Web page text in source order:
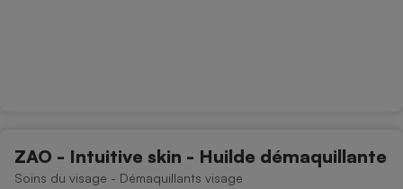
ZAO - Intuitive skin - Huilde démaquillante
Soins du visage - Démaquillants visage